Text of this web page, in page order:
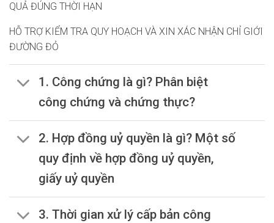
QUẢ ĐÚNG THỜI HẠN
HỖ TRỢ KIỂM TRA QUY HOẠCH VÀ XIN XÁC NHẬN CHỈ GIỚI
ĐƯỜNG ĐỎ
1. Công chứng là gì? Phân biệt
công chứng và chứng thực?
2. Hợp đồng uỷ quyền là gì? Một số
quy định về hợp đồng uỷ quyền,
giấy uỷ quyền
3. Thời gian xử lý cấp bản công